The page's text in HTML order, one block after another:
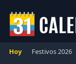
Hoy Festivos 2026